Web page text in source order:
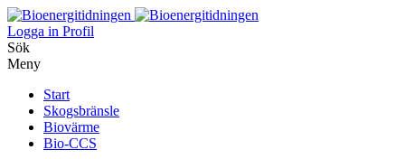
Logga in Profil
Sök
Meny
Start
Skogsbränsle
Biovärme
Bio-CCS